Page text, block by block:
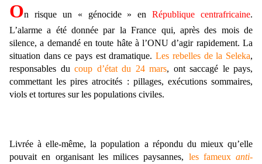
On risque un « génocide » enRépublique centrafricaine.
L’alarme a été donnée par la France qui, après des mois de
silence, a demandé en toute hâte à l’ONU d’agir rapidement. La
situation dans ce pays est dramatique.Les rebelles de la Seleka,
responsables du coup d’état du 24 mars, ont saccagé le pays,
commettant les pires atrocités : pillages, exécutions sommaires,
viols et tortures sur les populations civiles.
Livrée à elle-même, la population a répondu du mieux qu’elle
pouvait en organisant les milices paysannes, les fameux anti-